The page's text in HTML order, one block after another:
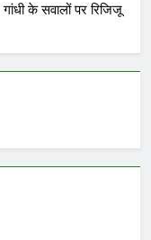
के सवालों पर रिजिजू